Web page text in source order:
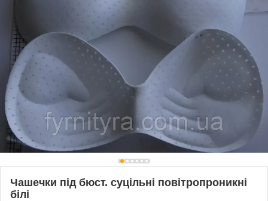
Чашечки під бюст. суцільні повітропроникні
білі